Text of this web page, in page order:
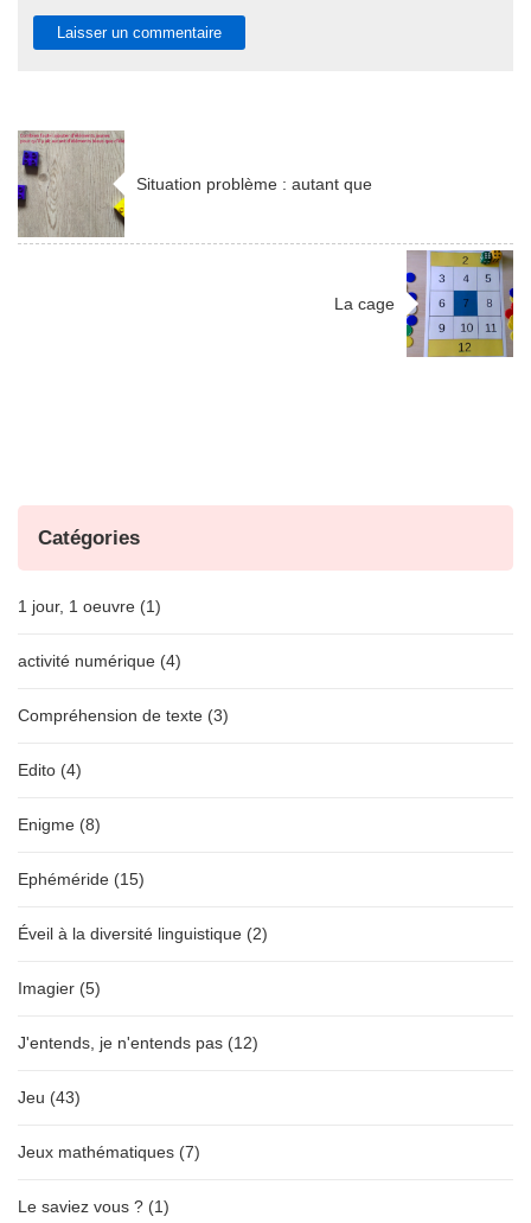
Situation problème : autant que
La cage
Catégories
1 jour, 1 oeuvre (1)
activité numérique (4)
Compréhension de texte (3)
Edito (4)
Enigme (8)
Ephéméride (15)
Éveil à la diversité linguistique (2)
Imagier (5)
J'entends, je n'entends pas (12)
Jeu (43)
Jeux mathématiques (7)
Le saviez vous ? (1)